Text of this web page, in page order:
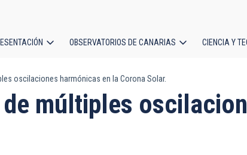
OBSERVATORIOS DE CANARIAS CIENCIA Y
oscilaciones harmónicas en la Corona Solar.
múltiples